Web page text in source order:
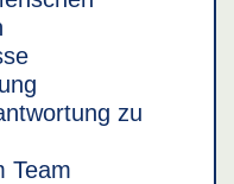
zu
Team